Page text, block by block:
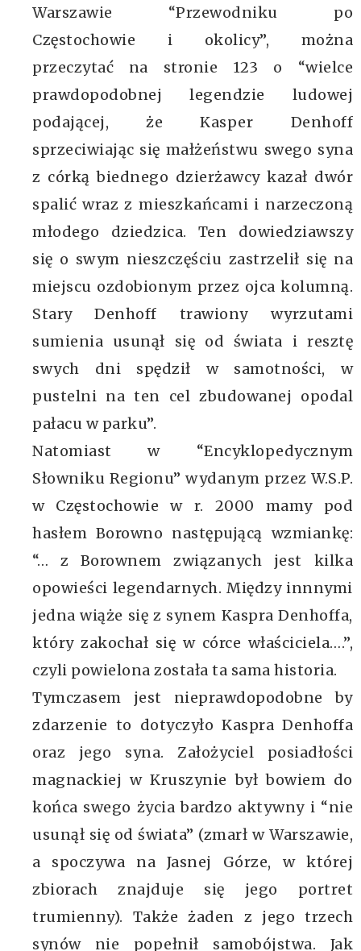
Warszawie “Przewodniku po
Częstochowie i okolicy”, można
przeczytać na stronie 123 o “wielce
prawdopodobnej legendzie ludowej
podającej, że Kasper Denhoff
sprzeciwiając się małżeństwu swego syna
z córką biednego dzierżawcy kazał dwór
spalić wraz z mieszkańcami i narzeczoną
młodego dziedzica. Ten dowiedziawszy
się o swym nieszczęściu zastrzelił się na
miejscu ozdobionym przez ojca kolumną.
Stary Denhoff trawiony wyrzutami
sumienia usunął się od świata i resztę
swych dni spędził w samotności, w
pustelni na ten cel zbudowanej opodal
pałacu w parku”.
Natomiast w “Encyklopedycznym
Słowniku Regionu” wydanym przez W.S.P.
w Częstochowie w r. 2000 mamy pod
hasłem Borowno następującą wzmiankę:
“… z Borownem związanych jest kilka
opowieści legendarnych. Między innnymi
jedna wiąże się z synem Kaspra Denhoffa,
który zakochał się w córce właściciela….”,
czyli powielona została ta sama historia.
Tymczasem jest nieprawdopodobne by
zdarzenie to dotyczyło Kaspra Denhoffa
oraz jego syna. Założyciel posiadłości
magnackiej w Kruszynie był bowiem do
końca swego życia bardzo aktywny i “nie
usunął się od świata” (zmarł w Warszawie,
a spoczywa na Jasnej Górze, w której
zbiorach znajduje się jego portret
trumienny). Także żaden z jego trzech
synów nie popełnił samobójstwa. Jak